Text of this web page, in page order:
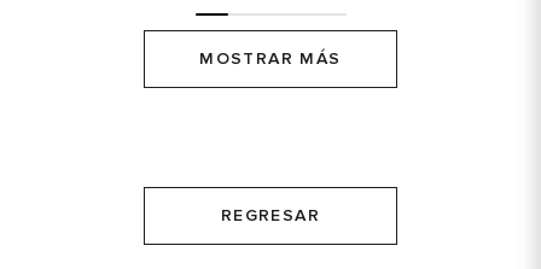
MOSTRAR MÁS
REGRESAR